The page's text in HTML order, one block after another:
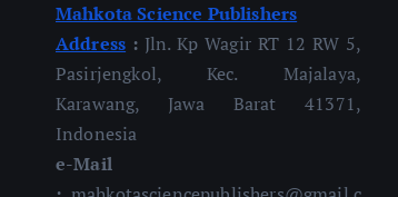
Mahkota Science Publishers
Address : Jln. Kp Wagir RT 12 RW 5,
Pasirjengkol, Kec. Majalaya,
Karawang, Jawa Barat 41371,
Indonesia
e-Mail